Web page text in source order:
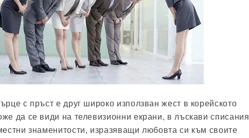
с пръст е друг широко използван жест в корейското
да се види на телевизионни екрани, в лъскави списания
знаменитости, изразяващи любовта си към своите